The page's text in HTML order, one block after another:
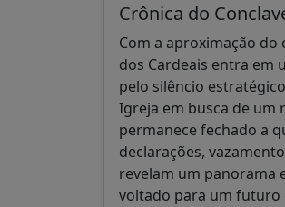
Crônica do
Com a aproximação do
dos Cardeais entra em
pelo silêncio
Igreja em busca de um
permanece fechado a
declarações,
revelam um panorama
voltado para um futuro